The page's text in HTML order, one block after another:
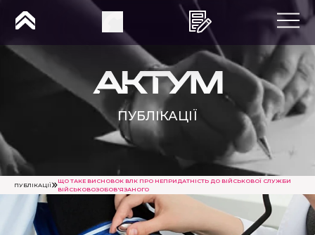
ПУБЛІКАЦІЇ
ПУБЛІКАЦІЇ
ЩО ТАКЕ ВИСНОВОК ВЛК ПРО НЕПРИДАТНІСТЬ ДО ВІЙСЬКОВОЇ СЛУЖБИ
ВІЙСЬКОВОЗОБОВ'ЯЗАНОГО